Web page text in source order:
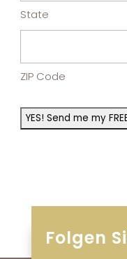
State
ZIP Code
Folgen